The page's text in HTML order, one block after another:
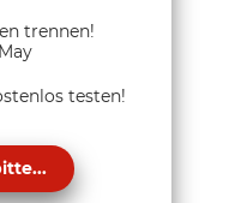
trennen!
testen!